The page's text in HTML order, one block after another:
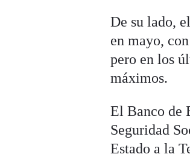
De su lado,
en mayo,
pero en los
máximos.
El Banco de
Seguridad
Estado a la